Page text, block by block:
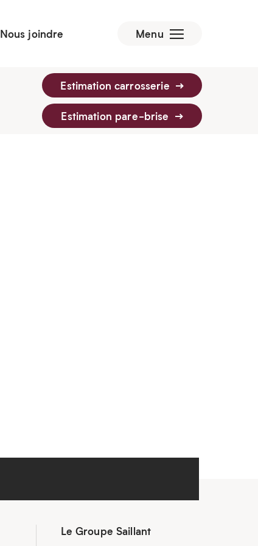
Nous joindre Menu
Estimation carrosserie
Estimation pare-brise
Le Groupe Saillant